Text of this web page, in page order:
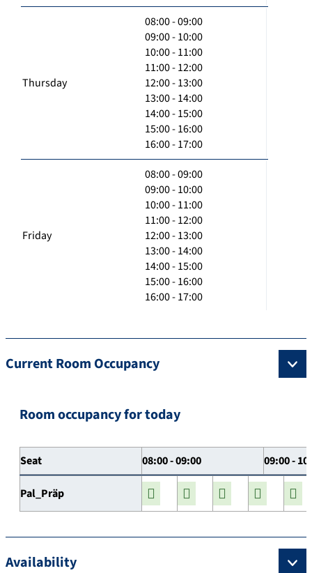
Thursday
08:00 - 09:00
09:00 - 10:00
10:00 - 11:00
11:00 - 12:00
12:00 - 13:00
13:00 - 14:00
14:00 - 15:00
15:00 - 16:00
16:00 - 17:00
Friday
08:00 - 09:00
09:00 - 10:00
10:00 - 11:00
11:00 - 12:00
12:00 - 13:00
13:00 - 14:00
14:00 - 15:00
15:00 - 16:00
16:00 - 17:00
Current Room Occupancy
Room occupancy for today
Seat 08:00 - 09:00 09:00 -
Pal_Präp
Availability